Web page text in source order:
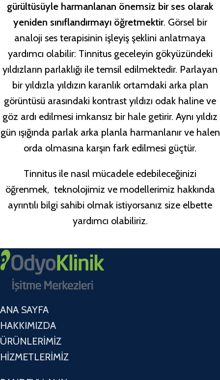
gürültüsüyle harmanlanan önemsiz bir ses olarak
yeniden sınıflandırmayı öğretmektir. Görsel bir
analoji ses terapisinin işleyiş şeklini anlatmaya
yardımcı olabilir: Tinnitus geceleyin gökyüzündeki
yıldızların parlaklığı ile temsil edilmektedir. Parlayan
bir yıldızla yıldızın karanlık ortamdaki arka plan
görüntüsü arasındaki kontrast yıldızı odak haline ve
göz ardı edilmesi imkansız bir hale getirir. Aynı yıldız
gün ışığında parlak arka planla harmanlanır ve halen
orda olmasına karşın fark edilmesi güçtür.
Tinnitus ile nasıl mücadele edebileceğinizi
öğrenmek, teknolojimiz ve modellerimiz hakkında
ayrıntılı bilgi sahibi olmak istiyorsanız size elbette
yardımcı olabiliriz.
ANA SAYFA
HAKKIMIZDA
ÜRÜNLERİMİZ
HİZMETLERİMİZ